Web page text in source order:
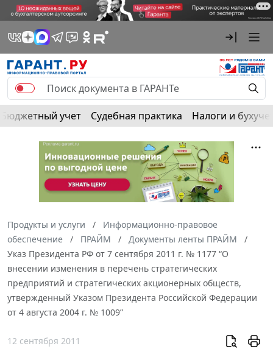
Бюджетный учет Судебная практика Налоги и
Продукты и услуги
Информационно-правовое
обеспечение
ПРАЙМ
Документы ленты ПРАЙМ
Указ Президента РФ от 7 сентября 2011 г. № 1177 “О
внесении изменения в перечень стратегических
предприятий и стратегических акционерных обществ,
утвержденный Указом Президента Российской Федерации
от 4 августа 2004 г. № 1009”
12 сентября 2011